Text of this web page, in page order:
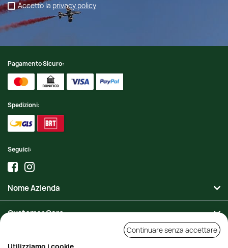
Accetto la privacy policy
Pagamento Sicuro:
Spedizioni:
Seguici:
Nome Azienda
Customer Care
Continuare senza accettare